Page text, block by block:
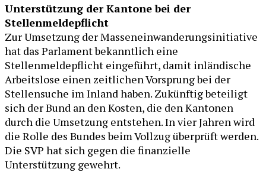
Unterstützung der Kantone bei der
Stellenmeldepflicht
Zur Umsetzung der Masseneinwanderungsinitiative
hat das Parlament bekanntlich eine
Stellenmeldepflicht eingeführt, damit inländische
Arbeitslose einen zeitlichen Vorsprung bei der
Stellensuche im Inland haben. Zukünftig beteiligt
sich der Bund an den Kosten, die den Kantonen
durch die Umsetzung entstehen. In vier Jahren wird
die Rolle des Bundes beim Vollzug überprüft werden.
Die SVP hat sich gegen die finanzielle
Unterstützung gewehrt.